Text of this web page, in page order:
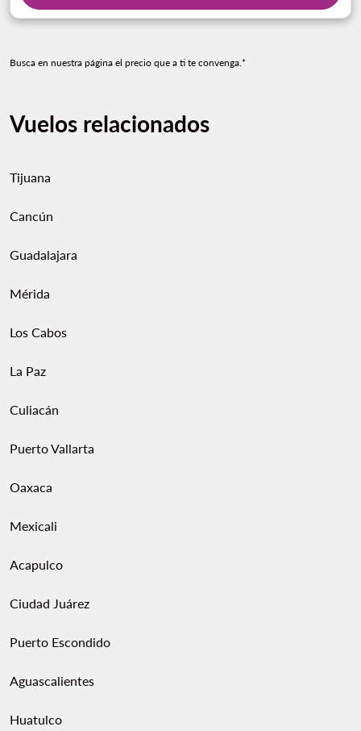
Busca en nuestra página el precio que a ti te convenga.*
Vuelos relacionados
Tijuana
Cancún
Guadalajara
Mérida
Los Cabos
La Paz
Culiacán
Puerto Vallarta
Oaxaca
Mexicali
Acapulco
Ciudad Juárez
Puerto Escondido
Aguascalientes
Huatulco